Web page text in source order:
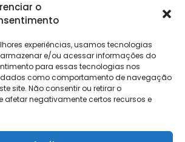
o
experiências, usamos tecnologias
e/ou acessar informações do
para essas tecnologias nos
como comportamento de navegação
site. Não consentir ou retirar o
afetar negativamente certos recursos e
de
Clientes
Login
Eventos
Contábeis
Holos
NG Essence
Soluções
DP e RH
NG Folha
eKeep
FisCo